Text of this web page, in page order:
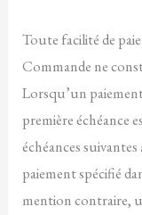
Toute facilité de
Commande ne
Lorsqu’un
première échéance
échéances
paiement spécifié
mention contraire,